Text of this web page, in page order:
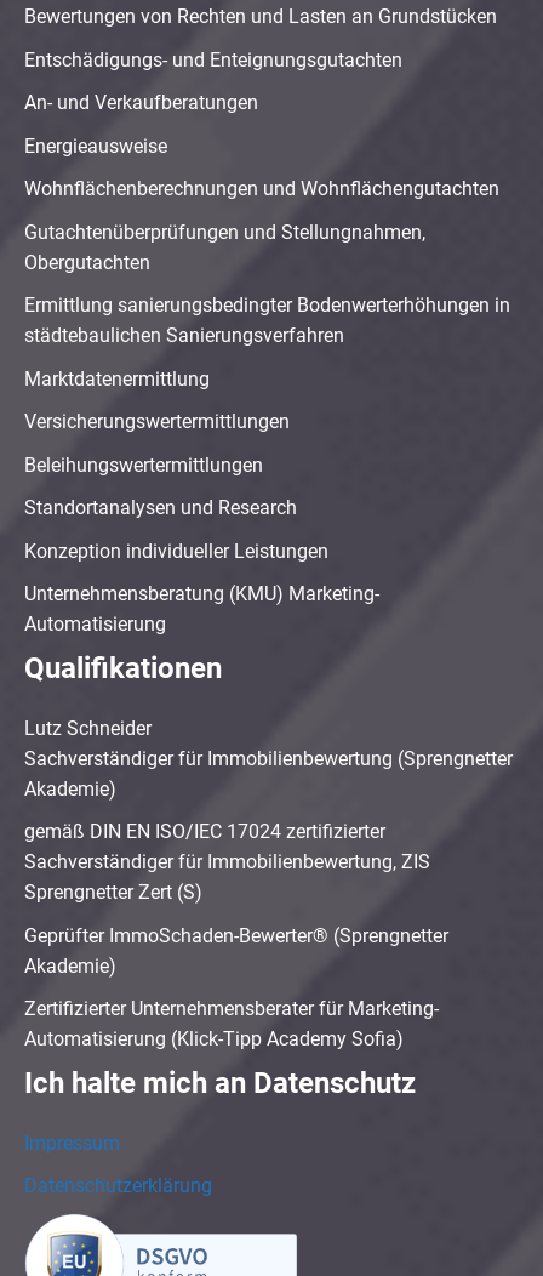
Bewertungen von Rechten und Lasten an Grundstücken
Entschädigungs- und Enteignungsgutachten
An- und Verkaufberatungen
Energieausweise
Wohnflächenberechnungen und Wohnflächengutachten
Gutachtenüberprüfungen und Stellungnahmen,
Obergutachten
Ermittlung sanierungsbedingter Bodenwerterhöhungen in
städtebaulichen Sanierungsverfahren
Marktdatenermittlung
Versicherungswertermittlungen
Beleihungswertermittlungen
Standortanalysen und Research
Konzeption individueller Leistungen
Unternehmensberatung (KMU) Marketing-
Automatisierung
Qualifikationen
Lutz Schneider
Sachverständiger für Immobilienbewertung (Sprengnetter
Akademie)
gemäß DIN EN ISO/IEC 17024 zertifizierter
Sachverständiger für Immobilienbewertung, ZIS
Sprengnetter Zert (S)
Geprüfter ImmoSchaden-Bewerter® (Sprengnetter
Akademie)
Zertifizierter Unternehmensberater für Marketing-
Automatisierung (Klick-Tipp Academy Sofia)
Ich halte mich an Datenschutz
Impressum
Datenschutzerklärung